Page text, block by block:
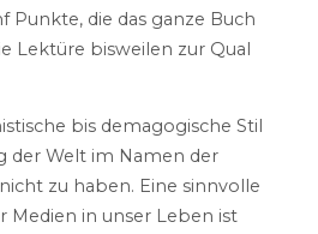
Punkte, die das ganze Buch
Lektüre bisweilen zur Qual
bis demagogische Stil
der Welt im Namen der
zu haben. Eine sinnvolle
Medien in unser Leben ist